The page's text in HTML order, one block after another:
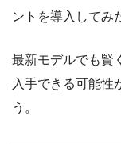
ントを導入してみ
最新モデルでも賢
入手できる可能性
う。